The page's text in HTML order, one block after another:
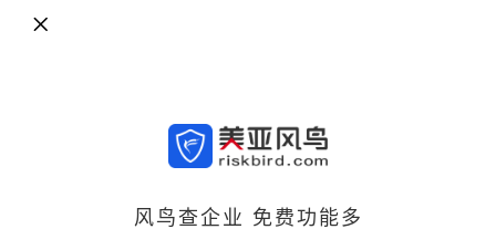
风鸟查企业 免费功能多